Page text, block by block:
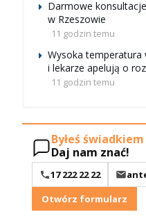
Darmowe
w Rzeszowie
11 godzin temu
Wysoka temperatura
i lekarze apelują o
11 godzin temu
Byłeś
Daj nam znać!
17 222 22 22
Otwórz formularz